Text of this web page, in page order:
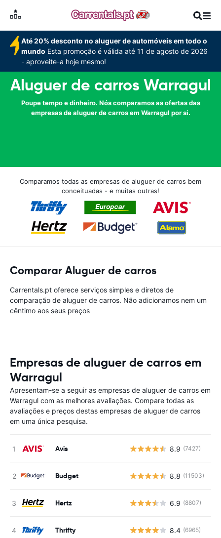
Até 20% desconto no aluguer de automóveis em todo o
mundo Esta promoção é válida até 11 de agosto de 2026
- aproveite-a hoje mesmo!
Aluguer de carros Warragul
Poupe tempo e dinheiro. Nós comparamos as ofertas das
empresas de aluguer de carros em Warragul por si.
Comparamos todas as empresas de aluguer de carros bem
conceituadas - e muitas outras!
Comparar Aluguer de carros
Carrentals.pt oferece serviços simples e diretos de
comparação de aluguer de carros. Não adicionamos nem um
cêntimo aos seus preços
Empresas de aluguer de carros em
Warragul
Apresentam-se a seguir as empresas de aluguer de carros em
Warragul com as melhores avaliações. Compare todas as
avaliações e preços destas empresas de aluguer de carros
em uma única pesquisa.
Avis 8.9 (7427)
Budget 8.8 (11503)
Hertz 6.9 (8807)
Thrifty 8.4 (6965)